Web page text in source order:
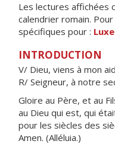
Les lectures affichées
calendrier romain.
spécifiques pour :
INTRODUCTION
V/ Dieu, viens à mon
R/ Seigneur, à notre
Gloire au Père, et au
au Dieu qui est, qui
pour les siècles des
Amen. (Alléluia.)